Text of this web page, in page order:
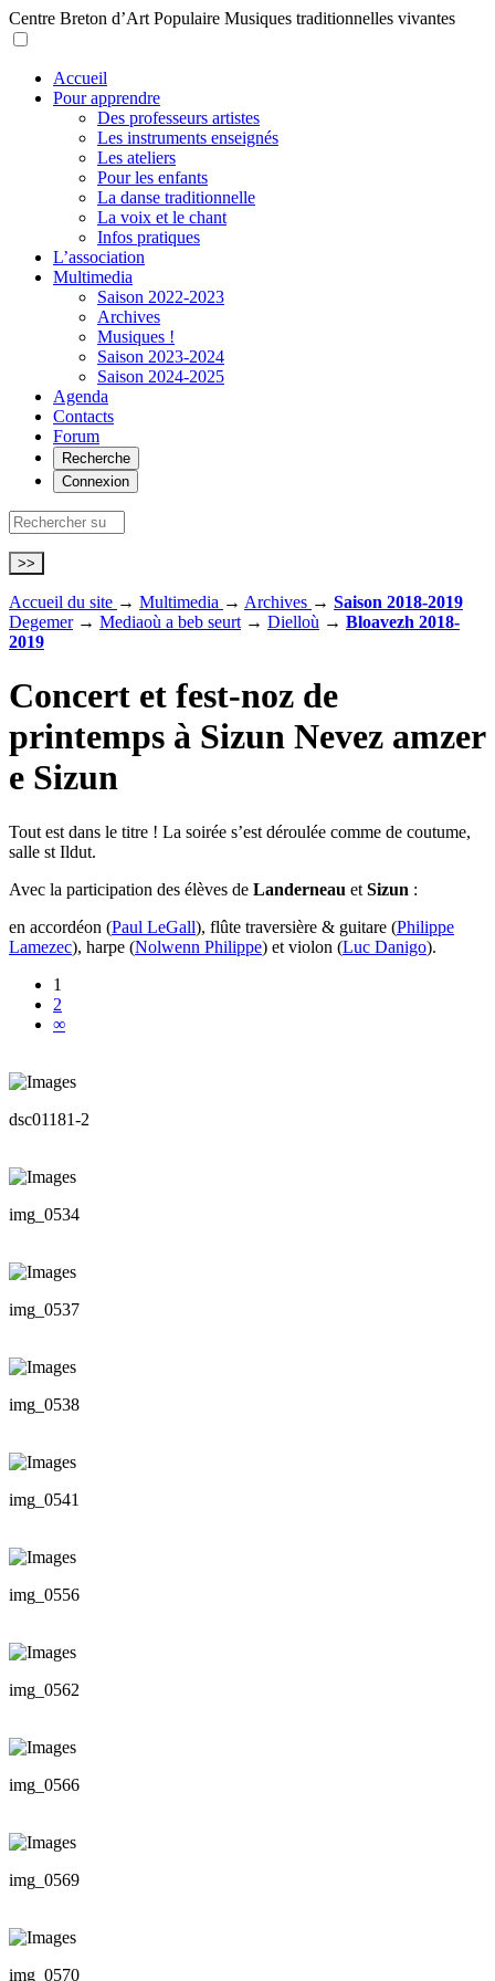
Centre Breton d’Art Populaire Musiques traditionnelles vivantes
Accueil
Pour apprendre
Des professeurs artistes
Les instruments enseignés
Les ateliers
Pour les enfants
La danse traditionnelle
La voix et le chant
Infos pratiques
L’association
Multimedia
Saison 2022-2023
Archives
Musiques !
Saison 2023-2024
Saison 2024-2025
Agenda
Contacts
Forum
Recherche
Connexion
Accueil du site → Multimedia → Archives → Saison 2018-2019
Degemer→ Mediaoù a beb seurt → Dielloù → Bloavezh 2018-
2019
Concert et fest-noz de
printemps à Sizun Nevez amzer
e Sizun
Tout est dans le titre ! La soirée s’est déroulée comme de coutume,
salle st Ildut.
Avec la participation des élèves de Landerneau et Sizun :
en accordéon (Paul LeGall), flûte traversière & guitare (Philippe
Lamezec), harpe (Nolwenn Philippe) et violon (Luc Danigo).
1
2
∞
dsc01181-2
img_0534
img_0537
img_0538
img_0541
img_0556
img_0562
img_0566
img_0569
img_0570